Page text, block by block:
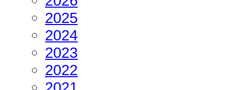
2025
2024
2023
2022